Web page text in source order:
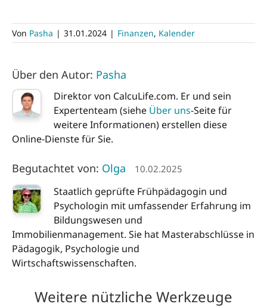
Von Pasha | 31.01.2024 | Finanzen, Kalender
Über den Autor: Pasha
Direktor von CalcuLife.com. Er und sein
Expertenteam (siehe Über uns-Seite für
weitere Informationen) erstellen diese
Online-Dienste für Sie.
Begutachtet von: Olga 10.02.2025
Staatlich geprüfte Frühpädagogin und
Psychologin mit umfassender Erfahrung im
Bildungswesen und
Immobilienmanagement. Sie hat Masterabschlüsse in
Pädagogik, Psychologie und
Wirtschaftswissenschaften.
Weitere nützliche Werkzeuge